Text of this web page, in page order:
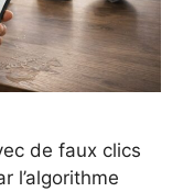
de faux clics
l’algorithme